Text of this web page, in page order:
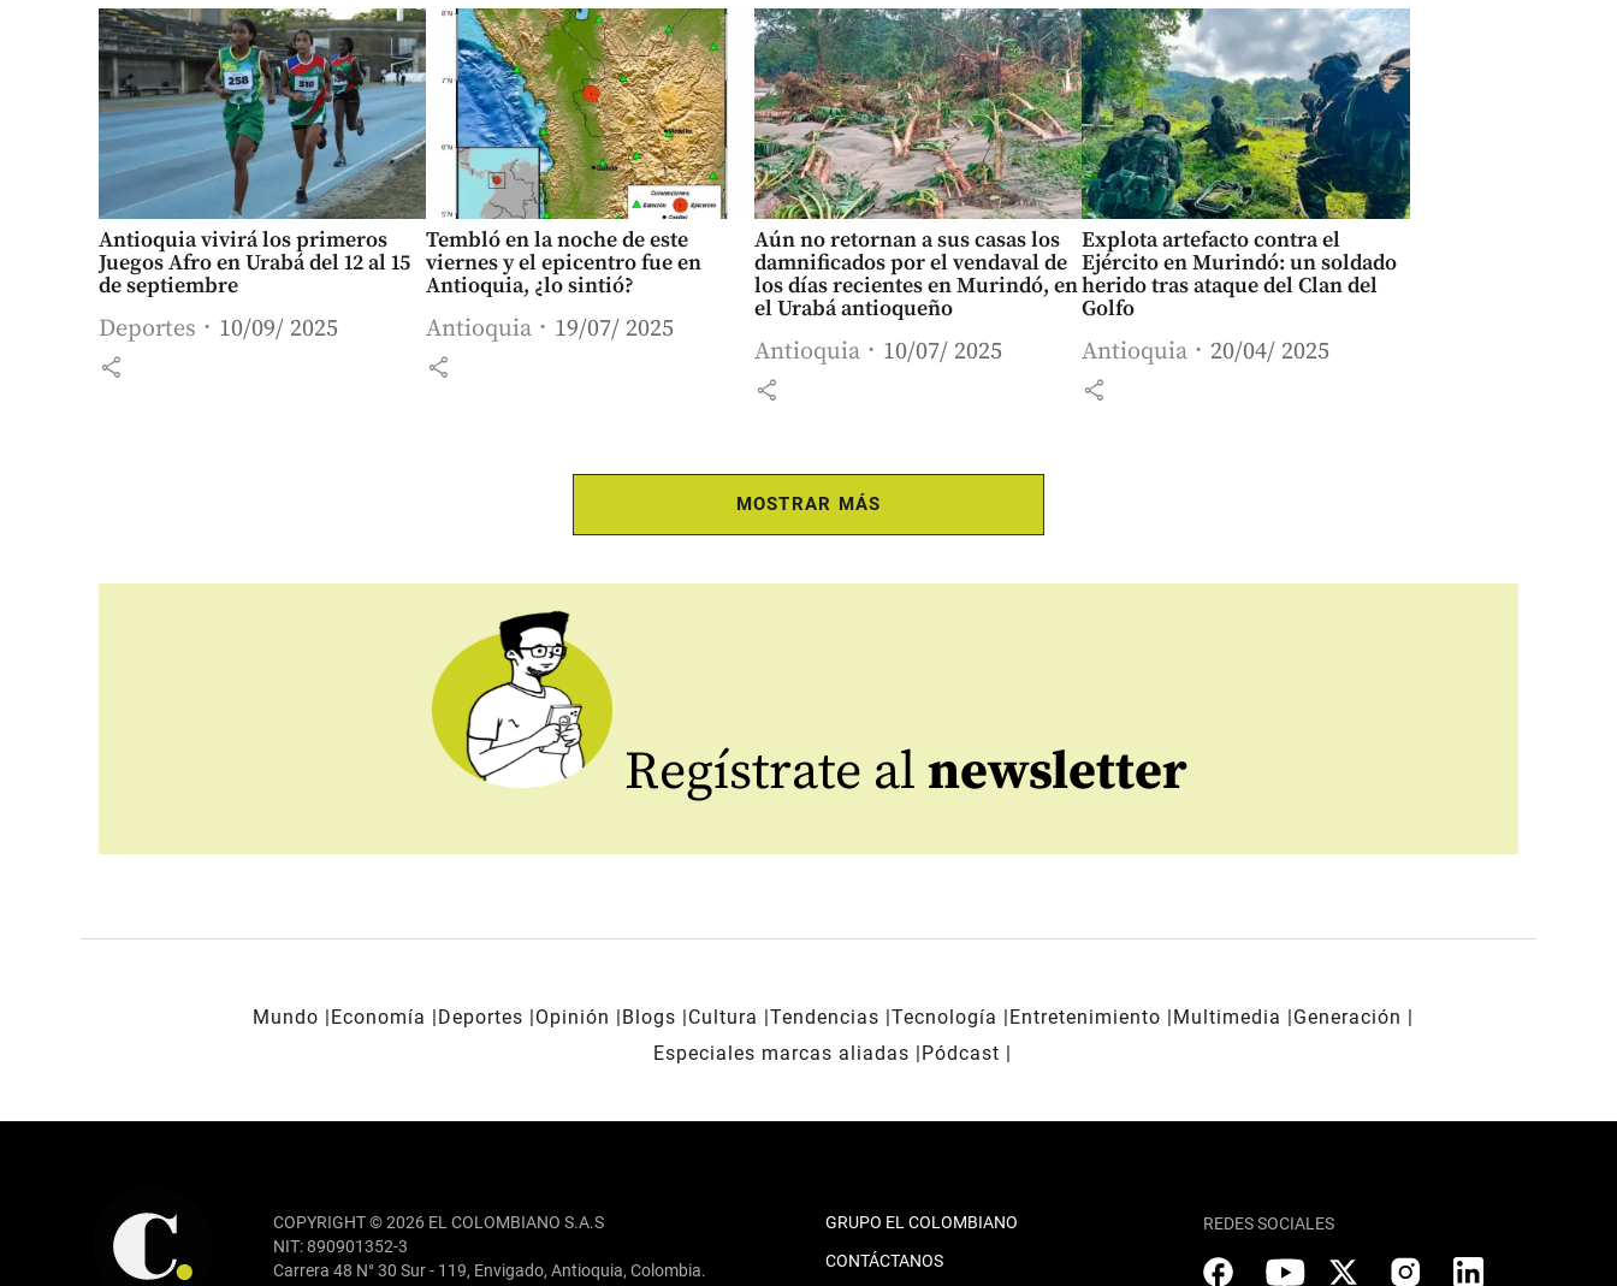
Antioquia vivirá los primeros
Juegos Afro en Urabá del 12 al 15
de septiembre
Deportes 10/09/ 2025
share
Tembló en la noche de este
viernes y el epicentro fue en
Antioquia, ¿lo sintió?
Antioquia 19/07/ 2025
share
Aún no retornan a sus casas los
damnificados por el vendaval de
los días recientes en Murindó, en
el Urabá antioqueño
Antioquia 10/07/ 2025
share
Explota artefacto contra el
Ejército en Murindó: un soldado
herido tras ataque del Clan del
Golfo
Antioquia 20/04/ 2025
share
MOSTRAR MÁS
Regístrate al newsletter
Mundo Economía Deportes Opinión Blogs Cultura Tendencias Tecnología Entretenimiento Multimedia
Generación
Especiales marcas aliadas
Pódcast
COPYRIGHT © 2026 EL COLOMBIANO S.A.S
NIT: 890901352-3
Carrera 48 N° 30 Sur - 119, Envigado, Antioquia, Colombia.
GRUPO EL COLOMBIANO
CONTÁCTANOS
REDES SOCIALES